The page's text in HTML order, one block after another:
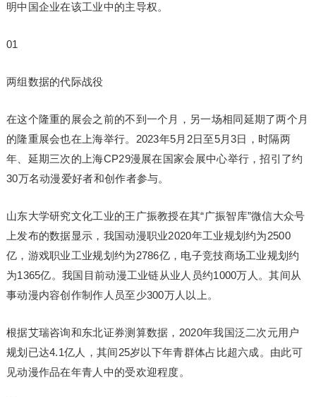
明中国企业在该工业中的主导权。
01
两组数据的代际战役
在这个隆重的展会之前的不到一个月，另一场相同延期了两个月
的隆重展会也在上海举行。2023年5月2日至5月3日，时隔两
年、延期三次的上海CP29漫展在国家会展中心举行，招引了约
30万名动漫爱好者和创作者参与。
山东大学研究文化工业的王广振教授在其“广振智库”微信大众号
上发布的数据显示，我国动漫职业2020年工业规划约为2500
亿，游戏职业工业规划约为2786亿，电子竞技商场工业规划约
为1365亿。我国目前动漫工业链从业人员约1000万人。其间从
事动漫内容创作制作人员至少300万人以上。
根据艾瑞咨询和东北证券测算数据，2020年我国泛二次元用户
规划已达4.1亿人，其间25岁以下年青群体占比超六成。由此可
见动漫作品在年青人中的受欢迎程度。